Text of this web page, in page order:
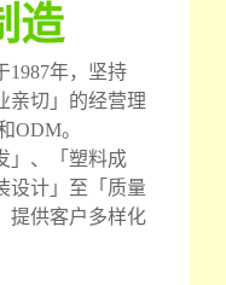
造
1987年，坚持
亲切」的经营理
ODM。
」、「塑料成
设计」至「质量
提供客户多样化